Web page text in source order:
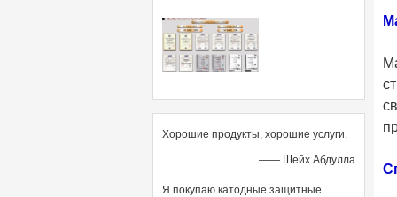
Хорошие продукты, хорошие услуги.
—— Шейх Абдулла
Я покупаю катодные защитные